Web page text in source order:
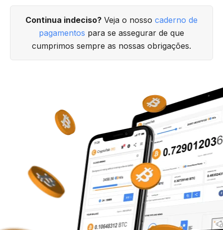
Continua indeciso? Veja o nosso caderno de
pagamentos para se assegurar de que
cumprimos sempre as nossas obrigações.